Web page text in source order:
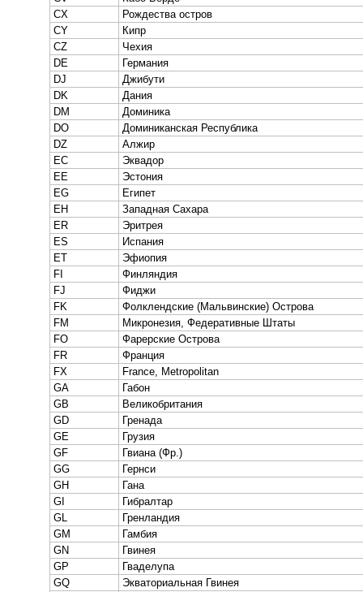
CX
Рождества остров
CY
Кипр
CZ
Чехия
DE
Германия
DJ
Джибути
DK
Дания
DM
Доминика
DO
Доминиканская Республика
DZ
Алжир
EC
Эквадор
EE
Эстония
EG
Египет
EH
Западная Сахара
ER
Эритрея
ES
Испания
ET
Эфиопия
FI
Финляндия
FJ
Фиджи
FK
Фолклендские (Мальвинские) Острова
FM
Микронезия, Федеративные Штаты
FO
Фарерские Острова
FR
Франция
FX
France, Metropolitan
GA
Габон
GB
Великобритания
GD
Гренада
GE
Грузия
GF
Гвиана (Фр.)
GG
Гернси
GH
Гана
GI
Гибралтар
GL
Гренландия
GM
Гамбия
GN
Гвинея
GP
Гваделупа
GQ
Экваториальная Гвинея